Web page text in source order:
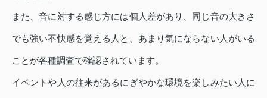
また、音に対する感じ方には個人差があり、同じ音の大きさ
でも強い不快感を覚える人と、あまり気にならない人がいる
ことが各種調査で確認されています。
イベントや人の往来があるにぎやかな環境を楽しみたい人に